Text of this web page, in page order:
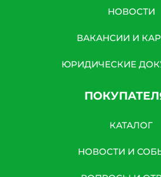
НОВОСТИ
ВАКАНСИИ И
ЮРИДИЧЕСКИЕ
КАТАЛОГ
НОВОСТИ И